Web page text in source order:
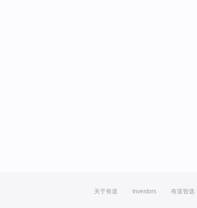
关于有道 Investors 有道智选